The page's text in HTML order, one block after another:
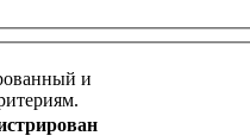
и